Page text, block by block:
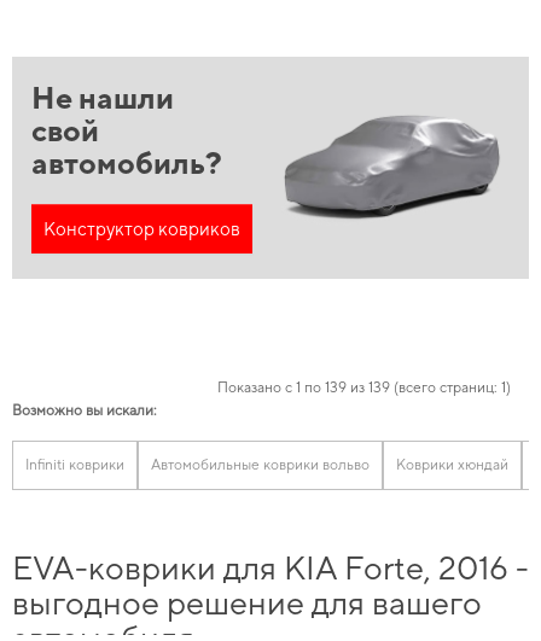
Не нашли
свой
автомобиль?
Конструктор ковриков
Показано с 1 по 139 из 139 (всего страниц: 1)
Возможно вы искали:
Infiniti коврики Автомобильные коврики вольво Коврики хюндай
EVA-коврики для KIA Forte, 2016 -
выгодное решение для вашего